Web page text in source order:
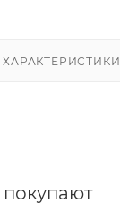
ХАРАКТЕРИСТИКИ